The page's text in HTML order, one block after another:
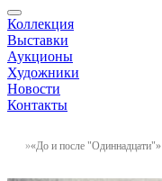
Коллекция
Выставки
Аукционы
Художники
Новости
Контакты
«До и после "Одиннадцати"»